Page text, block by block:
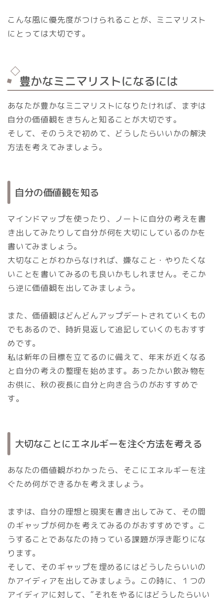
こんな風に優先度がつけられることが、ミニマリスト
にとっては大切です。
豊かなミニマリストになるには
あなたが豊かなミニマリストになりたければ、まずは
自分の価値観をきちんと知ることが大切です。
そして、そのうえで初めて、どうしたらいいかの解決
方法を考えてみましょう。
自分の価値観を知る
マインドマップを使ったり、ノートに自分の考えを書
き出してみたりして自分が何を大切にしているのかを
書いてみましょう。
大切なことがわからなければ、嫌なこと・やりたくな
いことを書いてみるのも良いかもしれません。そこか
ら逆に価値観を出してみましょう。
また、価値観はどんどんアップデートされていくもの
でもあるので、時折見返して追記していくのもおすす
めです。
私は新年の目標を立てるのに備えて、年末が近くなる
と自分の考えの整理を始めます。あったかい飲み物を
お供に、秋の夜長に自分と向き合うのがおすすめで
す。
大切なことにエネルギーを注ぐ方法を考える
あなたの価値観がわかったら、そこにエネルギーを注
ぐため何ができるかを考えましょう。
まずは、自分の理想と現実を書き出してみて、その間
のギャップが何かを考えてみるのがおすすめです。こ
うすることであなたの持っている課題が浮き彫りにな
ります。
そして、そのギャップを埋めるにはどうしたらいいの
かアイディアを出してみましょう。この時に、１つの
アイディアに対して、”それをやるにはどうしたらいい